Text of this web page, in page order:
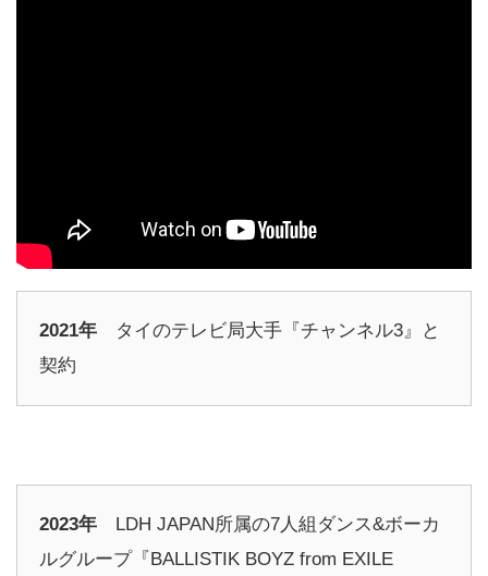
2021年 タイのテレビ局大手『チャンネル3』と
契約
2023年 LDH JAPAN所属の7人組ダンス&ボーカ
ルグループ『BALLISTIK BOYZ from EXILE